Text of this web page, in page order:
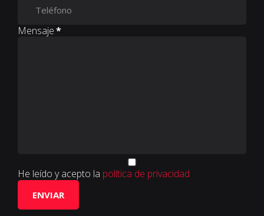
Mensaje*
He leído y acepto la política de privacidad
ENVIAR